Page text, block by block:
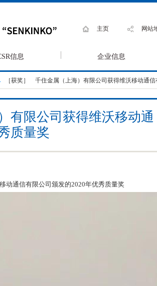
主页 网站
信息 企业信息
［获奖］ 千住金属（上海）有限公司获得维沃移动通
有限公司获得维沃移动通
质量奖
动通信有限公司颁发的2020年优秀质量奖